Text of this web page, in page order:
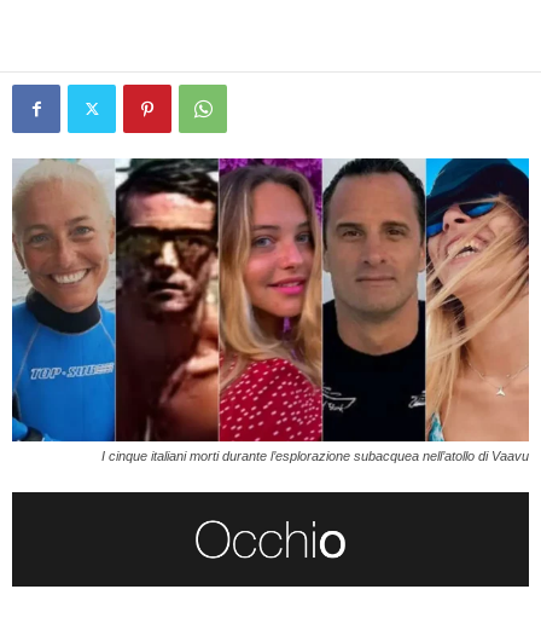
I cinque italiani morti durante l’esplorazione subacquea nell’atollo di Vaavu